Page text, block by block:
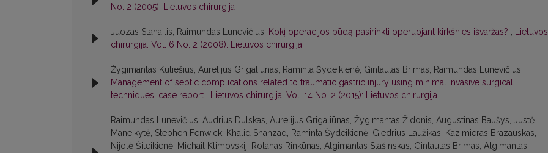
No. 2 (2005): Lietuvos chirurgija
Juozas Stanaitis, Raimundas Lunevičius, Kokį operacijos būdą pasirinkti operuojant kirkšnies išvaržas? , Lietuvos
chirurgija: Vol. 6 No. 2 (2008): Lietuvos chirurgija
Žygimantas Kuliešius, Aurelijus Grigaliūnas, Raminta Šydeikienė, Gintautas Brimas, Raimundas Lunevičius,
Management of septic complications related to traumatic gastric injury using minimal invasive surgical
techniques: case report , Lietuvos chirurgija: Vol. 14 No. 2 (2015): Lietuvos chirurgija
Raimundas Lunevičius, Audrius Dulskas, Aurelijus Grigaliūnas, Žygimantas Židonis, Augustinas Baušys, Justė
Maneikytė, Stephen Fenwick, Khalid Shahzad, Raminta Šydeikienė, Giedrius Laužikas, Kazimieras Brazauskas,
Nijolė Šileikienė, Michail Klimovskij, Rolanas Rinkūnas, Algimantas Stašinskas, Gintautas Brimas, Algimantas